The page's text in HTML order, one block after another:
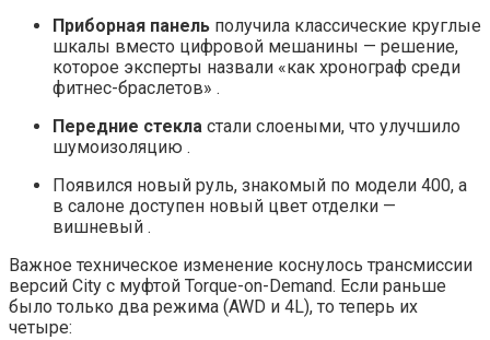
Приборная панель получила классические круглые
шкалы вместо цифровой мешанины — решение,
которое эксперты назвали «как хронограф среди
фитнес-браслетов» .
Передние стекла стали слоеными, что улучшило
шумоизоляцию .
Появился новый руль, знакомый по модели 400, а
в салоне доступен новый цвет отделки —
вишневый .
Важное техническое изменение коснулось трансмиссии
версий City с муфтой Torque-on-Demand. Если раньше
было только два режима (AWD и 4L), то теперь их
четыре: